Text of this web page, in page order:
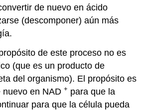
de nuevo en ácido
(descomponer) aún más
de este proceso no es
(que es un producto de
del organismo). El propósito es
nuevo en NAD+ para que la
para que la célula pueda